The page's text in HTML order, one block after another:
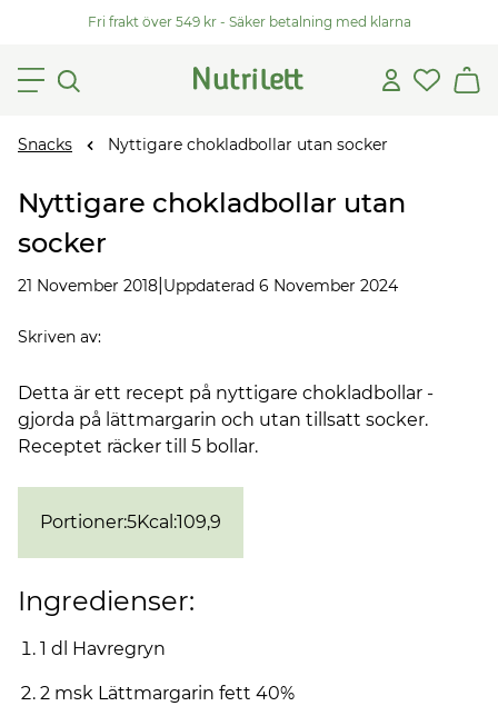
Fri frakt över 549 kr - Säker betalning med klarna
Snacks Nyttigare chokladbollar utan socker
Nyttigare chokladbollar utan
socker
21 November 2018 Uppdaterad 6 November 2024
Skriven av:
Detta är ett recept på nyttigare chokladbollar -
gjorda på lättmargarin och utan tillsatt socker.
Receptet räcker till 5 bollar.
Portioner:5Kcal :109,9
Ingredienser:
1 dl Havregryn
2 msk Lättmargarin fett 40%